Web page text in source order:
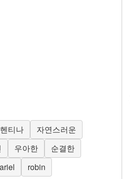
티나
자연스러운
우아한
순결한
ariel robin